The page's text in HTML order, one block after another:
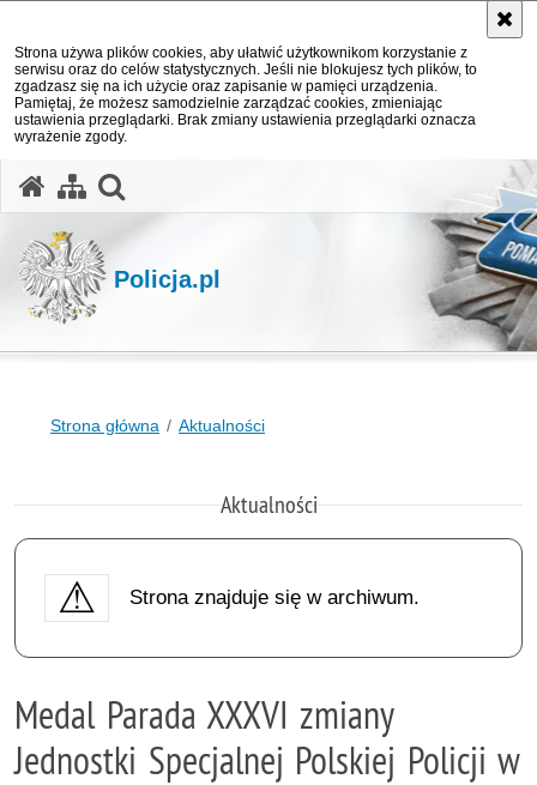
Strona używa plików cookies, aby ułatwić użytkownikom korzystanie z
serwisu oraz do celów statystycznych. Jeśli nie blokujesz tych plików, to
zgadzasz się na ich użycie oraz zapisanie w pamięci urządzenia.
Pamiętaj, że możesz samodzielnie zarządzać cookies, zmieniając
ustawienia przeglądarki. Brak zmiany ustawienia przeglądarki oznacza
wyrażenie zgody.
Policja.pl
Strona główna Aktualności
Aktualności
Strona znajduje się w archiwum.
Medal Parada XXXVI zmiany
Jednostki Specjalnej Polskiej Policji w